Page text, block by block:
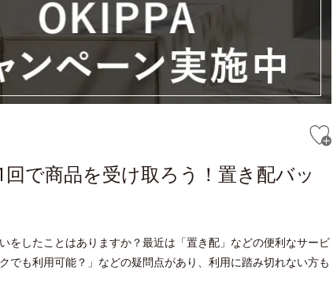
で商品を受け取ろう！置き配バッ
をしたことはありますか？最近は「置き配」などの便利なサービ
でも利用可能？」などの疑問点があり、利用に踏み切れない方も